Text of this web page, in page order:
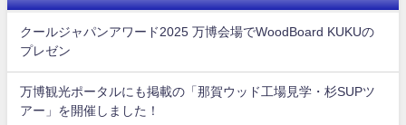
クールジャパンアワード2025 万博会場でWoodBoard KUKUの
プレゼン
万博観光ポータルにも掲載の「那賀ウッド工場見学・杉SUPツ
アー」を開催しました！